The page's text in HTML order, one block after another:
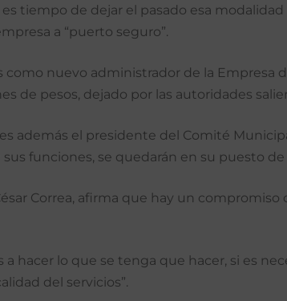
tiempo de dejar el pasado esa
a “puerto seguro”.
nuevo administrador de la Empresa
de pesos, dejado por las autoridades
además el presidente del Comité
funciones, se quedarán en su puesto de
Correa, afirma que hay un
hacer lo que se tenga que hacer, si es
del servicios”.